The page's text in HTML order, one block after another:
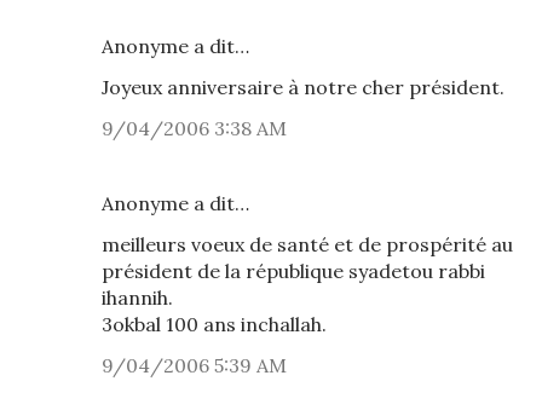
Anonyme a dit…
Joyeux anniversaire à notre cher président.
9/04/2006 3:38 AM
Anonyme a dit…
meilleurs voeux de santé et de prospérité au
président de la république syadetou rabbi
ihannih.
3okbal 100 ans inchallah.
9/04/2006 5:39 AM